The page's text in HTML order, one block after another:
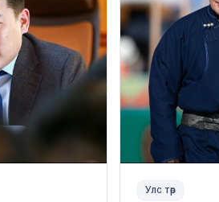
Улс төр